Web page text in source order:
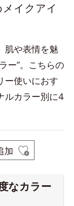
イクアイ
肌や表情を魅
ー”。こちらの
ー使いにおす
ルカラー別に4
加
なカラー